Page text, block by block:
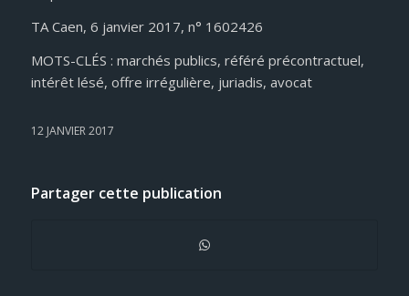
TA Caen, 6 janvier 2017, n° 1602426
MOTS-CLÉS : marchés publics, référé précontractuel,
intérêt lésé, offre irrégulière, juriadis, avocat
12 JANVIER 2017
Partager cette publication